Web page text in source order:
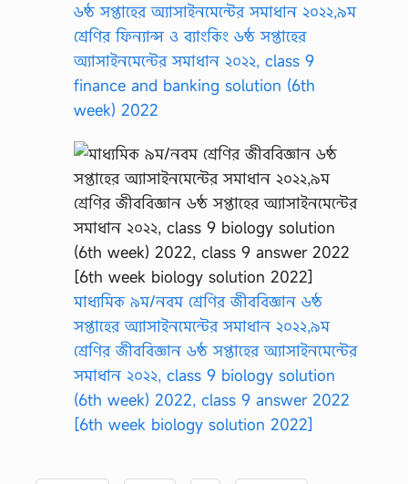
৬ষ্ঠ সপ্তাহের অ্যাসাইনমেন্টের সমাধান ২০২২,৯ম
শ্রেণির ফিন্যান্স ও ব্যাংকিং ৬ষ্ঠ সপ্তাহের
অ্যাসাইনমেন্টের সমাধান ২০২২, class 9
finance and banking solution (6th
week) 2022
মাধ্যমিক ৯ম/নবম শ্রেণির জীববিজ্ঞান ৬ষ্ঠ
সপ্তাহের অ্যাসাইনমেন্টের সমাধান ২০২২,৯ম
শ্রেণির জীববিজ্ঞান ৬ষ্ঠ সপ্তাহের অ্যাসাইনমেন্টের
সমাধান ২০২২, class 9 biology solution
(6th week) 2022, class 9 answer 2022
[6th week biology solution 2022]